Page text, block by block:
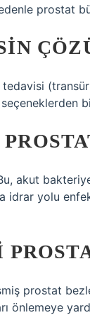
prostat
tedavisi
akut
idrar yolu
prostat
önlemeye